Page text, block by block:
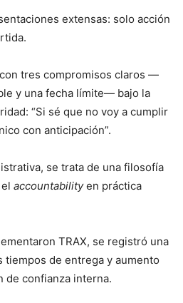
extensas: solo acción
tres compromisos claros —
y una fecha límite— bajo la
“Si sé que no voy a cumplir
con anticipación”.
se trata de una filosofía
accountabilityen práctica
TRAX, se registró una
tiempos de entrega y aumento
de confianza interna.